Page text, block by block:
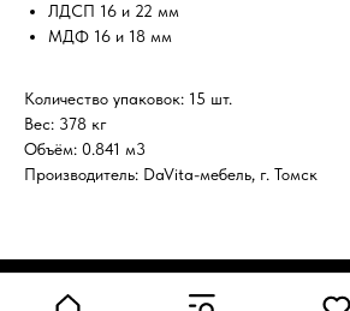
ЛДСП 16 и 22 мм
МДФ 16 и 18 мм
Количество упаковок: 15 шт.
Вес: 378 кг
Объём: 0.841 м3
Производитель: DaVita-мебель, г. Томск
Made on Tilda